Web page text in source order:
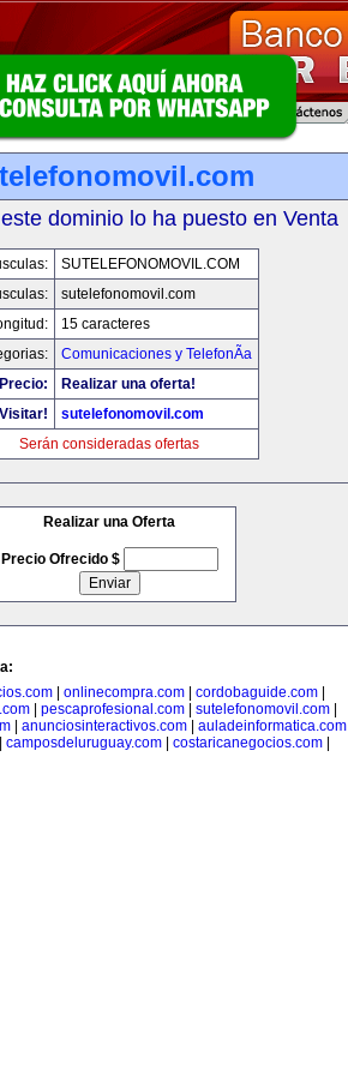
dominio lo ha puesto en Venta
SUTELEFONOMOVIL.COM
sutelefonomovil.com
15 caracteres
Comunicaciones y TelefonÃ­a
Precio:
Realizar una oferta!
Visitar!
sutelefonomovil.com
Serán consideradas ofertas
Realizar una Oferta
Precio Ofrecido $
onlinecompra.com cordobaguide.com
pescaprofesional.com sutelefonomovil.com
| anunciosinteractivos.com| auladeinformatica.com|
camposdeluruguay.com costaricanegocios.com